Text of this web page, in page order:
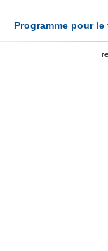
Programme pour